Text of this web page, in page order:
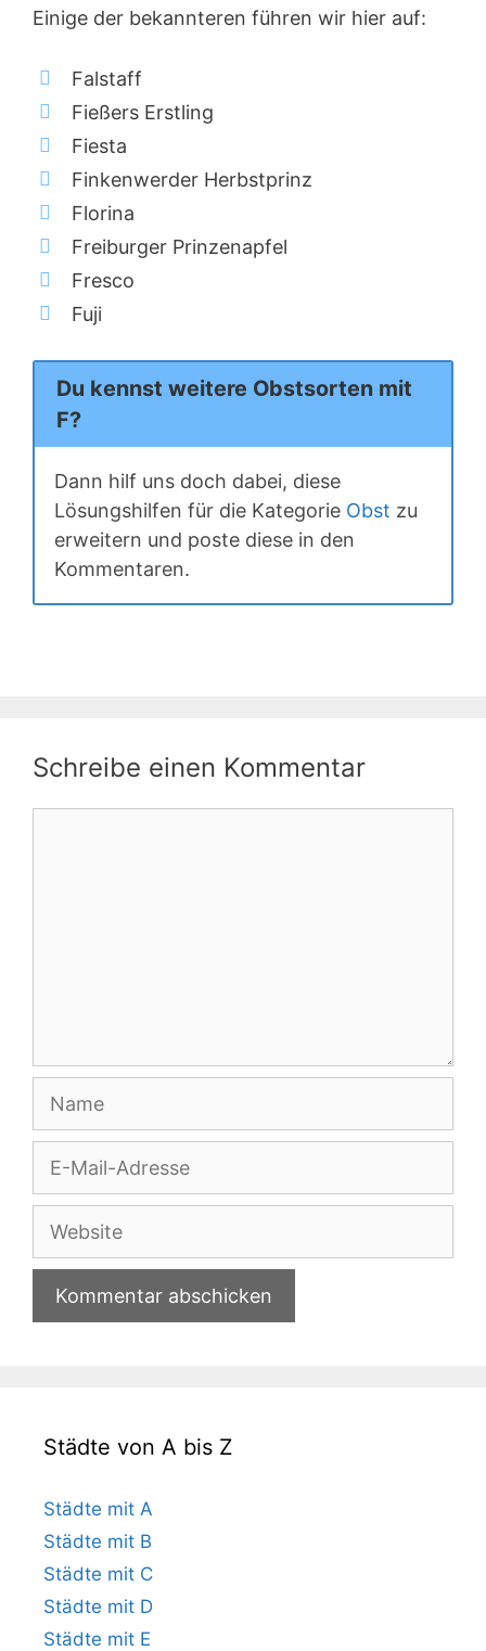
Einige der bekannteren führen wir hier auf:
Falstaff
Fießers Erstling
Fiesta
Finkenwerder Herbstprinz
Florina
Freiburger Prinzenapfel
Fresco
Fuji
Du kennst weitere Obstsorten mit
F?
Dann hilf uns doch dabei, diese
Lösungshilfen für die Kategorie Obst zu
erweitern und poste diese in den
Kommentaren.
Schreibe einen Kommentar
Adresse
Website
Städte von A bis Z
Städte mit A
Städte mit B
Städte mit C
Städte mit D
Städte mit E